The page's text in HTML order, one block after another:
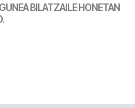
BILATZAILE HONETAN